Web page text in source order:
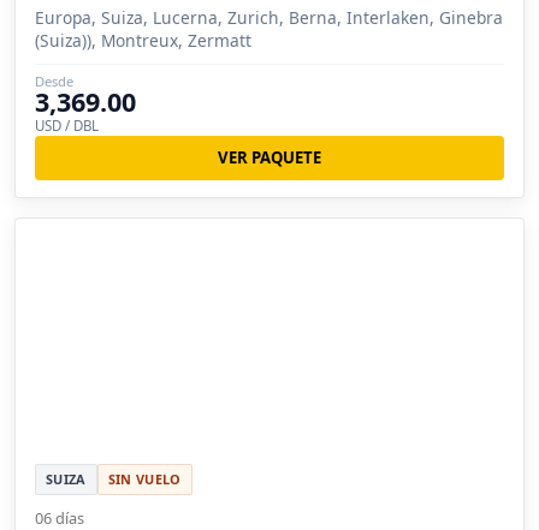
Europa, Suiza, Lucerna, Zurich, Berna, Interlaken, Ginebra
(Suiza)), Montreux, Zermatt
Desde
3,369.00
USD / DBL
VER PAQUETE
SUIZA SIN VUELO
06 días